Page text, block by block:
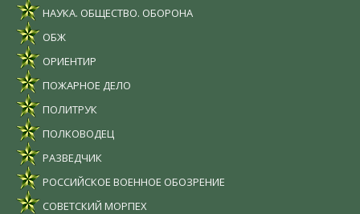
НАУКА. ОБЩЕСТВО. ОБОРОНА
ОБЖ
ОРИЕНТИР
ПОЖАРНОЕ ДЕЛО
ПОЛИТРУК
ПОЛКОВОДЕЦ
РАЗВЕДЧИК
РОССИЙСКОЕ ВОЕННОЕ ОБОЗРЕНИЕ
СОВЕТСКИЙ МОРПЕХ